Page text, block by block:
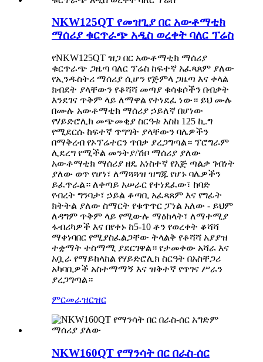
NKW125QT የመዝጊያ በር አውቶማቲክ
ማሰሪያ ቁርጥራጭ አዲስ ወረቀት ባለር ፕሬስ
የNKW125QT ዝጋ በር አውቶማቲክ ማሰሪያ
ቁርጥራጭ ጋዜጣ ባለር ፕሬስ ከፍተኛ አፈጻጸም ያለው
የኢንዱስትሪ ማሰሪያ ሲሆን የጅምላ ጋዜጣ እና ቀላል
ክብደት ያላቸውን የቆሻሻ መጣያ ቁሳቁሶችን በብቃት
እንደገና ጥቅም ላይ ለማዋል የተነደፈ ነው። ይህ ሙሉ
በሙሉ አውቶማቲክ ማሰሪያ ኃይለኛ በሆነው
የሃይድሮሊክ መጭመቂያ ስርዓቱ እስከ 125 ኪ.ግ
የሚደርሱ ከፍተኛ ጥግግት ያላቸውን ባሌዎችን
በማቅረብ የኦፕሬተርን ጥበቃ ያረጋግጣል። ፕሮግራም
ሊደረግ የሚችል መንትያ/ሽቦ ማሰሪያ ያለው
አውቶማቲክ ማሰሪያ ዘዴ አነስተኛ የእጅ ጣልቃ ገብነት
ያለው ወጥ የሆነ፣ ለማጓጓዝ ዝግጁ የሆኑ ባሌዎችን
ይፈጥራል። ለቀጣይ አሠራር የተነደፈው፣ ከባድ
የብረት ግንባታ፣ ኃይል ቆጣቢ አፈጻጸም እና የግፊት
ክትትል ያለው ስማርት የቁጥጥር ፓነል አለው - ይህም
ለዳግም ጥቅም ላይ የሚውሉ ማዕከላት፣ ለማተሚያ
ፋብሪካዎች እና በየቀኑ ከ5-10 ቶን የወረቀት ቆሻሻ
ማቀነባበር የሚያስፈልጋቸው ትላልቅ የቆሻሻ አያያዝ
ተቋማት ተስማሚ ያደርገዋል። የታመቀው አሻራ እና
አቧራ የማይከላከል የሃይድሮሊክ ስርዓት በአስቸጋሪ
አካባቢዎች አስተማማኝ እና ዝቅተኛ የጥገና ሥራን
ያረጋግጣል።
ምርመራዝርዝር
NKW160QT የማንሳት በር በራስ-ሰር